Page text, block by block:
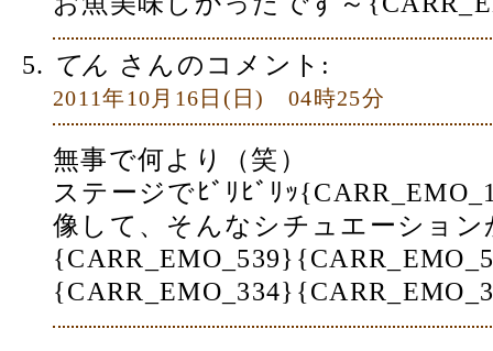
てん さんのコメント:
2011年10月16日(日) 04時25分
無事で何より（笑）
ステージでﾋﾞﾘﾋﾞﾘｯ
像して、そんなシチュエーショ